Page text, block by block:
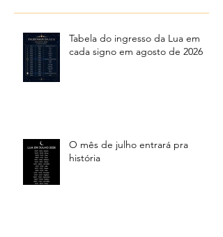
Tabela do ingresso da Lua em
cada signo em agosto de 2026
O mês de julho entrará pra
história